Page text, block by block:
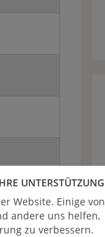
UNTERSTÜTZUNG
Website. Einige von
andere uns helfen,
zu verbessern.